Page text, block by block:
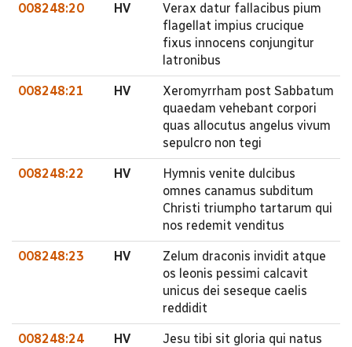
008248:20 HV
Verax datur fallacibus pium
flagellat impius crucique
fixus innocens conjungitur
latronibus
008248:21 HV
Xeromyrrham post Sabbatum
quaedam vehebant corpori
quas allocutus angelus vivum
sepulcro non tegi
008248:22 HV
Hymnis venite dulcibus
omnes canamus subditum
Christi triumpho tartarum qui
nos redemit venditus
008248:23 HV
Zelum draconis invidit atque
os leonis pessimi calcavit
unicus dei seseque caelis
reddidit
008248:24 HV
Jesu tibi sit gloria qui natus